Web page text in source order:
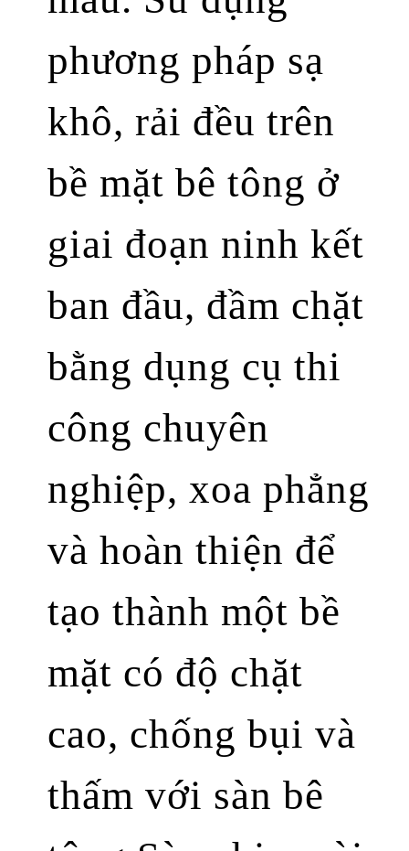
phương pháp sạ
khô, rải đều trên
bề mặt bê tông ở
giai đoạn ninh kết
ban đầu, đầm chặt
bằng dụng cụ thi
công chuyên
nghiệp, xoa phẳng
và hoàn thiện để
tạo thành một bề
mặt có độ chặt
cao, chống bụi và
thấm với sàn bê